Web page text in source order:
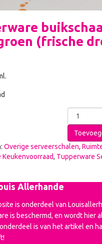
(frische
Overige serveerschalen,
, Tupperware
Allerhande
is onderdeel van
is beschermd, en wordt hier
is van het artikel en